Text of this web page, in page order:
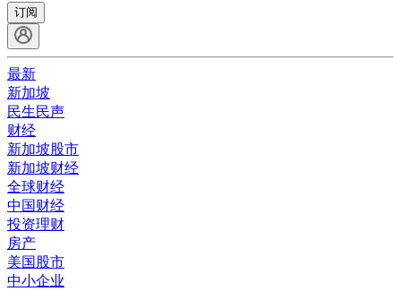
订阅
最新
新加坡
民生民声
财经
新加坡股市
新加坡财经
全球财经
中国财经
投资理财
房产
美国股市
中小企业